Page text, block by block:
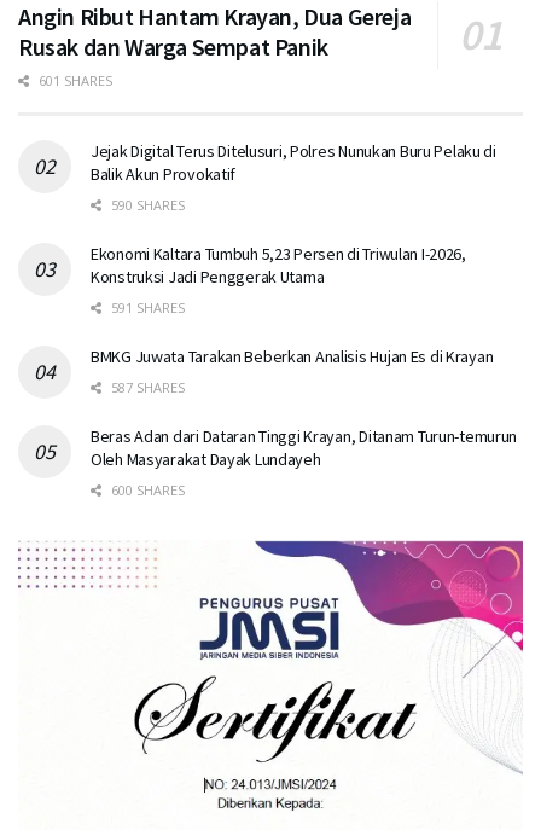
Angin Ribut Hantam Krayan, Dua Gereja
Rusak dan Warga Sempat Panik
601 SHARES
Jejak Digital Terus Ditelusuri, Polres Nunukan Buru Pelaku di
Balik Akun Provokatif
590 SHARES
Ekonomi Kaltara Tumbuh 5,23 Persen di Triwulan I-2026,
Konstruksi Jadi Penggerak Utama
591 SHARES
BMKG Juwata Tarakan Beberkan Analisis Hujan Es di Krayan
587 SHARES
Beras Adan dari Dataran Tinggi Krayan, Ditanam Turun-temurun
Oleh Masyarakat Dayak Lundayeh
600 SHARES